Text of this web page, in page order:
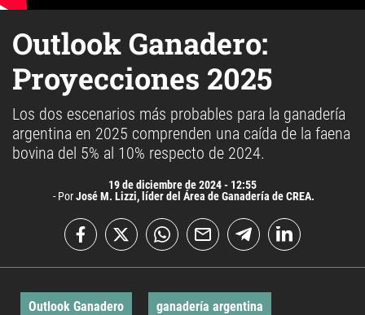
Outlook Ganadero:
Proyecciones 2025
Los dos escenarios más probables para la ganadería
argentina en 2025 comprenden una caída de la faena
bovina del 5% al 10% respecto de 2024.
19 de diciembre de 2024 - 12:55
- PorJosé M. Lizzi, líder del Área de Ganadería de CREA.
Outlook Ganadero ganadería argentina